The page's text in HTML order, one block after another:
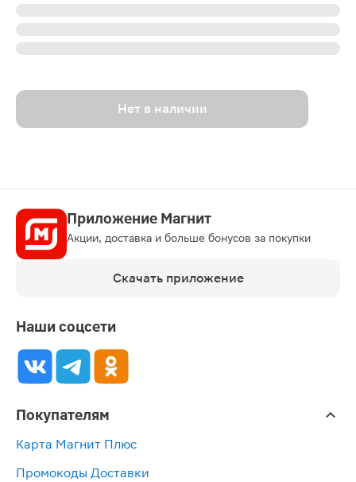
Нет в наличии
Приложение Магнит
Акции, доставка и больше бонусов за покупки
Скачать приложение
Наши соцсети
Покупателям
Карта Магнит Плюс
Промокоды Доставки